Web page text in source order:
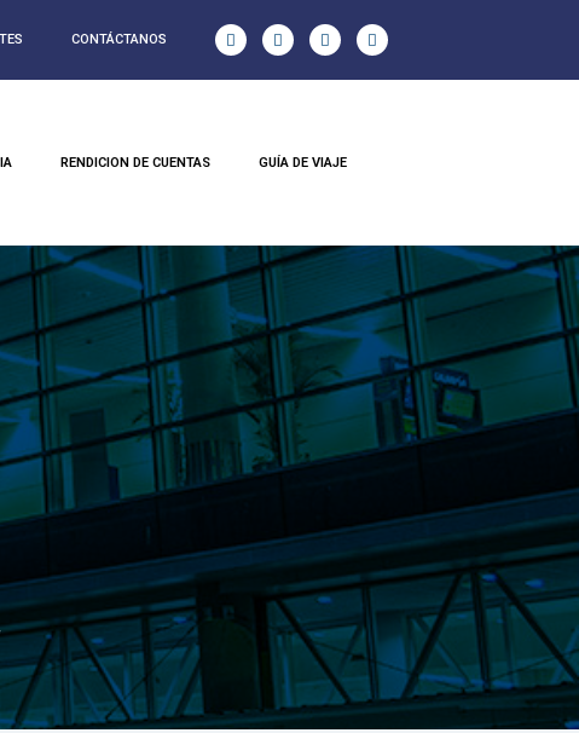
CONTÁCTANOS
RENDICION DE CUENTAS GUÍA DE VIAJE